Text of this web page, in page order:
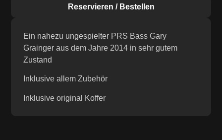
Reservieren / Bestellen
Ein nahezu ungespielter PRS Bass Gary
Grainger aus dem Jahre 2014 in sehr gutem
Zustand
Inklusive allem Zubehör
Inklusive original Koffer